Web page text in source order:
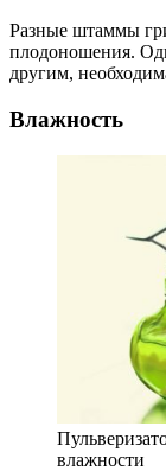
Разные штаммы
плодоношения.
другим,
Влажность
влажности